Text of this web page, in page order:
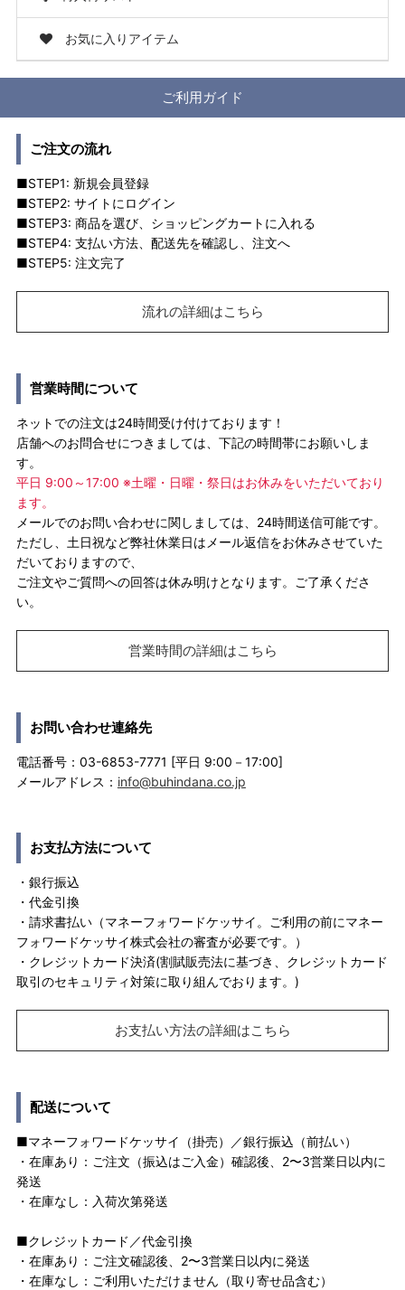
お気に入りアイテム
ご利用ガイド
ご注文の流れ
■STEP1: 新規会員登録
■STEP2: サイトにログイン
■STEP3: 商品を選び、ショッピングカートに入れる
■STEP4: 支払い方法、配送先を確認し、注文へ
■STEP5: 注文完了
流れの詳細はこちら
営業時間について
ネットでの注文は24時間受け付けております！
店舗へのお問合せにつきましては、下記の時間帯にお願いしま
す。
平日 9:00～17:00 ※土曜・日曜・祭日はお休みをいただいており
ます。
メールでのお問い合わせに関しましては、24時間送信可能です。
ただし、土日祝など弊社休業日はメール返信をお休みさせていた
だいておりますので、
ご注文やご質問への回答は休み明けとなります。ご了承くださ
い。
営業時間の詳細はこちら
お問い合わせ連絡先
電話番号：03-6853-7771 [平日 9:00－17:00]
メールアドレス： info@buhindana.co.jp
お支払方法について
・銀行振込
・代金引換
・請求書払い（マネーフォワードケッサイ。ご利用の前にマネー
フォワードケッサイ株式会社の審査が必要です。）
・クレジットカード決済(割賦販売法に基づき、クレジットカード
取引のセキュリティ対策に取り組んでおります。)
お支払い方法の詳細はこちら
配送について
■マネーフォワードケッサイ（掛売）／銀行振込（前払い）
・在庫あり：ご注文（振込はご入金）確認後、2〜3営業日以内に
発送
・在庫なし：入荷次第発送
■クレジットカード／代金引換
・在庫あり：ご注文確認後、2〜3営業日以内に発送
・在庫なし：ご利用いただけません（取り寄せ品含む）